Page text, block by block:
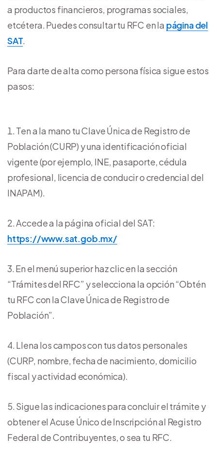
a productos financieros, programas sociales,
etcétera. Puedes consultar tu RFC en la página del
SAT
Para darte de alta como persona física sigue estos
pasos:
Ten a la mano tu Clave Única de Registro de
Población (CURP) y una identificación oficial
vigente (por ejemplo, INE, pasaporte, cédula
profesional, licencia de conducir o credencial del
INAPAM).
Accede a la página oficial del SAT:
https://www.sat.gob.mx/
En el menú superior haz clic en la sección
“Trámites del RFC” y selecciona la opción “Obtén
tu RFC con la Clave Única de Registro de
Población”.
Llena los campos con tus datos personales
(CURP, nombre, fecha de nacimiento, domicilio
fiscal y actividad económica).
Sigue las indicaciones para concluir el trámite y
obtener el Acuse Único de Inscripción al Registro
Federal de Contribuyentes, o sea tu RFC.